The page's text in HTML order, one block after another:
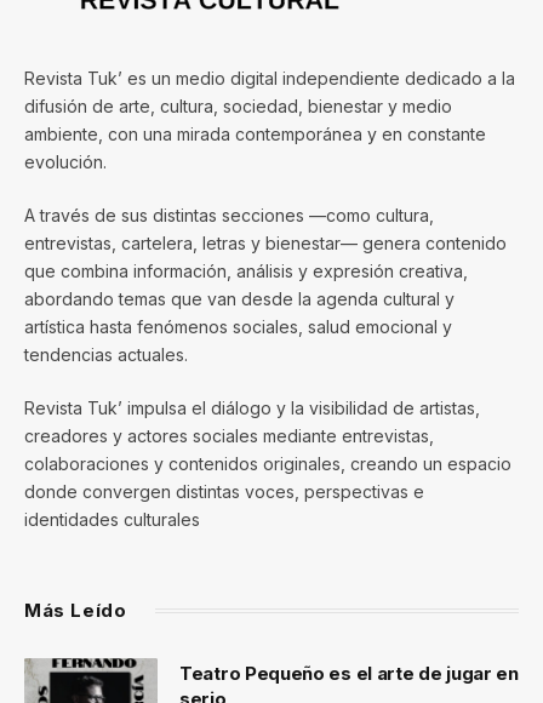
Revista Tuk’ es un medio digital independiente dedicado a la
difusión de arte, cultura, sociedad, bienestar y medio
ambiente, con una mirada contemporánea y en constante
evolución.
A través de sus distintas secciones —como cultura,
entrevistas, cartelera, letras y bienestar— genera contenido
que combina información, análisis y expresión creativa,
abordando temas que van desde la agenda cultural y
artística hasta fenómenos sociales, salud emocional y
tendencias actuales.
Revista Tuk’ impulsa el diálogo y la visibilidad de artistas,
creadores y actores sociales mediante entrevistas,
colaboraciones y contenidos originales, creando un espacio
donde convergen distintas voces, perspectivas e
identidades culturales
Más Leído
Teatro Pequeño es el arte de jugar en
serio